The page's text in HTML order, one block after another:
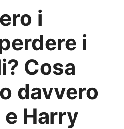
i
i
Cosa
davvero
Harry